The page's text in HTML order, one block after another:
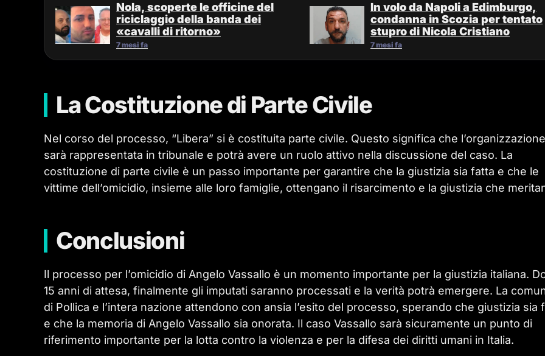
Nola, scoperte le officine del
riciclaggio della banda dei
«cavalli di ritorno»
7 mesi fa
In volo da Napoli a Edimburgo,
condanna in Scozia per tentato
stupro di Nicola Cristiano
7 mesi fa
La Costituzione di Parte Civile
Nel corso del processo, “Libera” si è costituita parte civile. Questo significa che l’organizzazione
sarà rappresentata in tribunale e potrà avere un ruolo attivo nella discussione del caso. La
costituzione di parte civile è un passo importante per garantire che la giustizia sia fatta e che le
vittime dell’omicidio, insieme alle loro famiglie, ottengano il risarcimento e la giustizia che
Conclusioni
Il processo per l’omicidio di Angelo Vassallo è un momento importante per la giustizia italiana.
15 anni di attesa, finalmente gli imputati saranno processati e la verità potrà emergere. La
di Pollica e l’intera nazione attendono con ansia l’esito del processo, sperando che giustizia sia
e che la memoria di Angelo Vassallo sia onorata. Il caso Vassallo sarà sicuramente un punto di
riferimento importante per la lotta contro la violenza e per la difesa dei diritti umani in Italia.